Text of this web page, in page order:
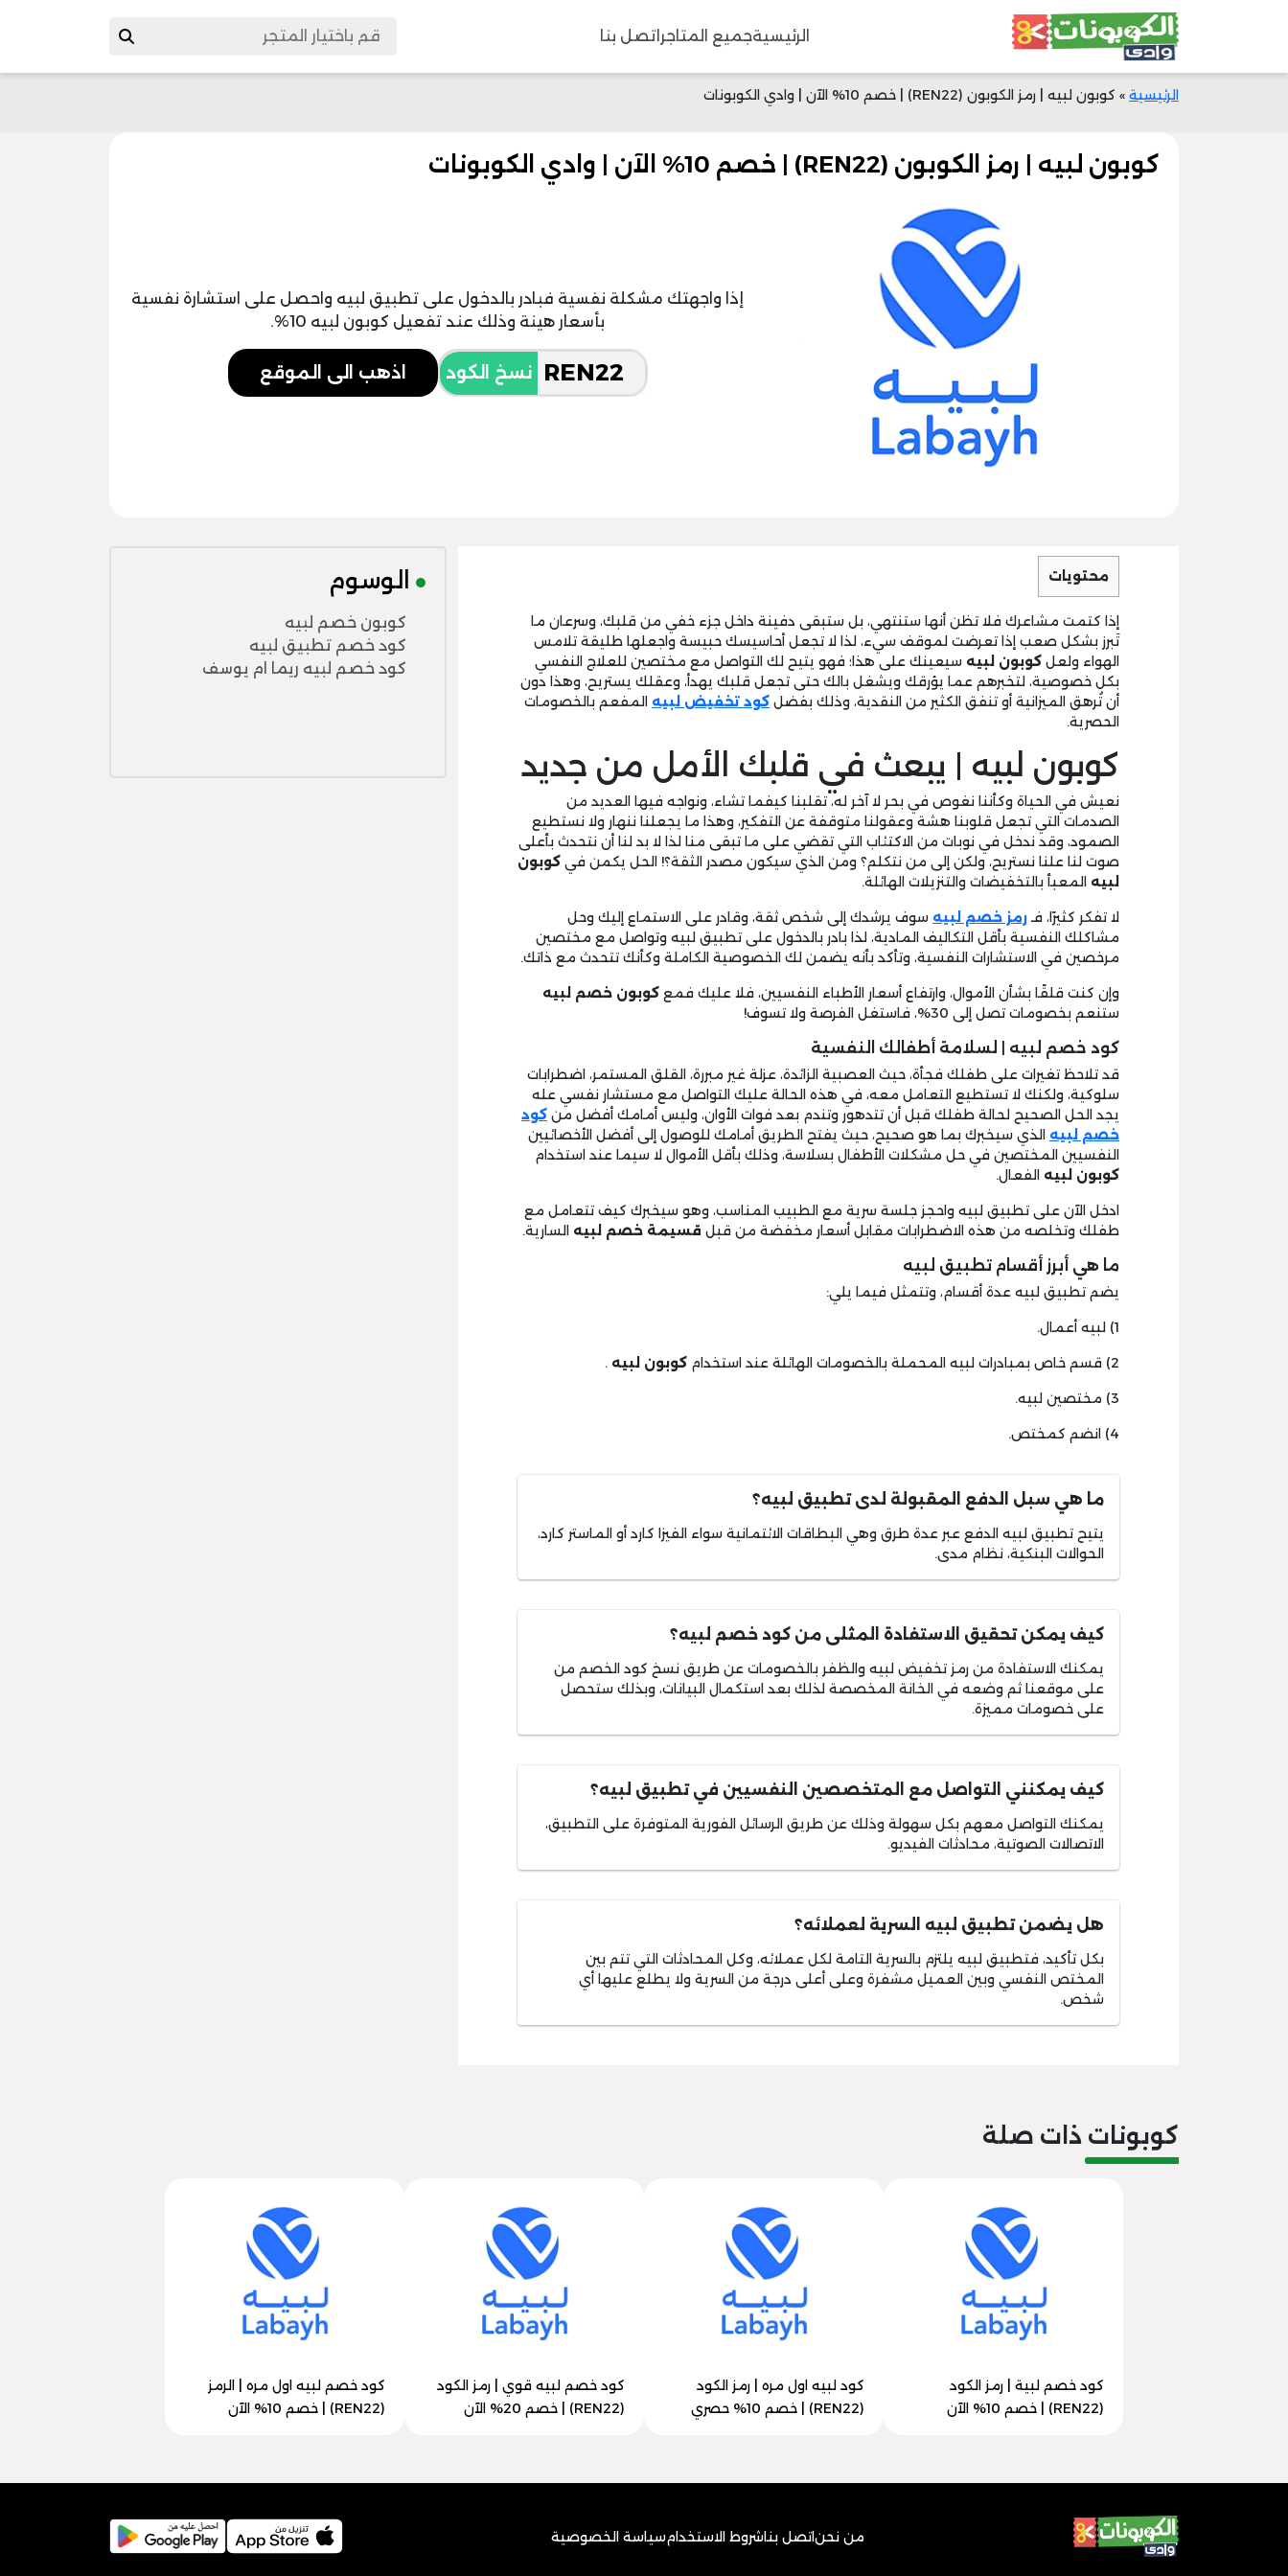
الرئيسيةجميع المتاجر اتصل بنا
الرئيسية » كوبون لبيه | رمز الكوبون (REN22) | خصم 10% الآن | وادي الكوبونات
كوبون لبيه | رمز الكوبون (REN22) | خصم 10% الآن | وادي الكوبونات
إذا واجهتك مشكلة نفسية فبادر بالدخول على تطبيق لبيه واحصل على استشارة نفسية
بأسعار هينة وذلك عند تفعيل كوبون لبيه 10%.
نسخ الكود اذهب الى الموقع
محتويات
إذا كتمت مشاعرك فلا تظن أنها ستنتهي، بل ستبقى دفينة داخل جزء خفي من قلبك، وسرعان ما
تَبرز بشكل صعب إذا تعرضت لموقف سيء، لذا لا تجعل أحاسيسك حبيسة واجعلها طليقة تلامس
الهواء ولعل كوبون لبيه سيعينك على هذا؛ فهو يتيح لك التواصل مع مختصين للعلاج النفسي
بكل خصوصية، لتخبرهم عما يؤرقك ويشغل بالك حتى تجعل قلبك يهدأ، وعقلك يستريح، وهذا دون
أن تُرهق الميزانية أو تنفق الكثير من النقدية، وذلك بفضل كود تخفيض لبيه المفعم بالخصومات
الحصرية.
كوبون لبيه | يبعث في قلبك الأمل من جديد
نعيش في الحياة وكأننا نغوص في بحر لا آخر له، تقلبنا كيفما تشاء، ونواجه فيها العديد من
الصدمات التي تجعل قلوبنا هشة وعقولنا متوقفة عن التفكير، وهذا ما يجعلنا ننهار ولا نستطيع
الصمود، وقد ندخل في نوبات من الاكتئاب التي تقضي على ما تبقى منا لذا لا بد لنا أن نتحدث بأعلى
صوت لنا علنا نستريح، ولكن إلى من نتكلم؟ ومن الذي سيكون مصدر الثقة؟! الحل يكمن في كوبون
لبيه المعبأ بالتخفيضات والتنزيلات الهائلة.
لا تفكر كثيرًا، فـرمز خصم لبيه سوف يرشدك إلى شخص ثقة، وقادر على الاستماع إليك وحل
مشاكلك النفسية بأقل التكاليف المادية، لذا بادر بالدخول على تطبيق لبيه وتواصل مع مختصين
مرخصين في الاستشارات النفسية، وتأكد بأنه يضمن لك الخصوصية الكاملة وكأنك تتحدث مع ذاتك.
وإن كنت قلقًا بشأن الأموال، وارتفاع أسعار الأطباء النفسيين، فلا عليك فمع كوبون خصم لبيه
ستنعم بخصومات تصل إلى 30%، فاستغل الفرصة ولا تسوف!
كود خصم لبيه | لسلامة أطفالك النفسية
قد تلاحظ تغيرات على طفلك فجأة، حيث العصبية الزائدة، عزلة غير مبررة، القلق المستمر، اضطرابات
سلوكية، ولكنك لا تستطيع التعامل معه، في هذه الحالة عليك التواصل مع مستشار نفسي عله
يجد الحل الصحيح لحالة طفلك قبل أن تتدهور وتندم بعد فوات الأوان، وليس أمامك أفضل من كود
خصم لبيه الذي سيخبرك بما هو صحيح، حيث يفتح الطريق أمامك للوصول إلى أفضل الأخصائيين
النفسيين المختصين في حل مشكلات الأطفال بسلاسة، وذلك بأقل الأموال لا سيما عند استخدام
كوبون لبيه الفعال.
ادخل الآن على تطبيق لبيه واحجز جلسة سرية مع الطبيب المناسب، وهو سيخبرك كيف تتعامل مع
طفلك وتخلصه من هذه الاضطرابات مقابل أسعار مخفضة من قبل قسيمة خصم لبيه السارية.
ما هي أبرز أقسام تطبيق لبيه
يضم تطبيق لبيه عدة أقسام، وتتمثل فيما يلي:
1) لبيه أعمال.
2) قسم خاص بمبادرات لبيه المحملة بالخصومات الهائلة عند استخدام كوبون لبيه .
3) مختصين لبيه.
4) انضم كمختص.
ما هي سبل الدفع المقبولة لدى تطبيق لبيه؟
يتيح تطبيق لبيه الدفع عبر عدة طرق وهي البطاقات الائتمانية سواء الفيزا كارد أو الماستر كارد،
الحوالات البنكية، نظام مدى.
كيف يمكن تحقيق الاستفادة المثلى من كود خصم لبيه؟
يمكنك الاستفادة من رمز تخفيض لبيه والظفر بالخصومات عن طريق نسخ كود الخصم من
على موقعنا ثم وضعه في الخانة المخصصة لذلك بعد استكمال البيانات، وبذلك ستحصل
على خصومات مميزة.
كيف يمكنني التواصل مع المتخصصين النفسيين في تطبيق لبيه؟
يمكنك التواصل معهم بكل سهولة وذلك عن طريق الرسائل الفورية المتوفرة على التطبيق،
الاتصالات الصوتية، محادثات الفيديو.
هل يضمن تطبيق لبيه السرية لعملائه؟
بكل تأكيد، فتطبيق لبيه يلتزم بالسرية التامة لكل عملائه، وكل المحادثات التي تتم بين
المختص النفسي وبين العميل مشفرة وعلى أعلى درجة من السرية ولا يطلع عليها أي
شخص.
الوسوم
كوبون خصم لبيه
كود خصم تطبيق لبيه
كود خصم لبيه ريما ام يوسف
كوبونات ذات صلة
كود خصم لبية | رمز الكود
(REN22) | خصم 10% الآن
كود لبيه اول مره | رمز الكود
(REN22) | خصم 10% حصري
كود خصم لبيه قوي | رمز الكود
(REN22) | خصم 20% الآن
كود خصم لبيه اول مره | الرمز
(REN22) | خصم 10% الآن
من نحناتصل بناشروط الاستخدامسياسة الخصوصية